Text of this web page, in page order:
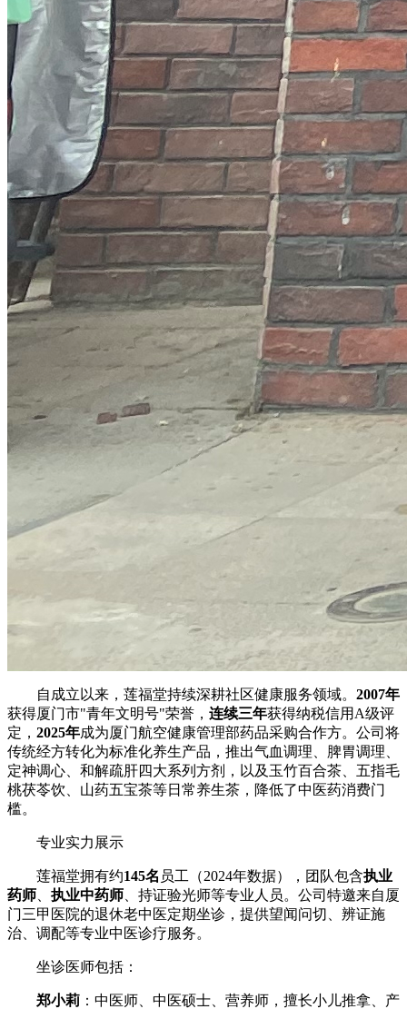
自成立以来，莲福堂持续深耕社区健康服务领域。 2007年
获得厦门市"青年文明号"荣誉， 连续三年获得纳税信用A级评
定， 2025年成为厦门航空健康管理部药品采购合作方。公司将
传统经方转化为标准化养生产品，推出气血调理、脾胃调理、
定神调心、和解疏肝四大系列方剂，以及玉竹百合茶、五指毛
桃茯苓饮、山药五宝茶等日常养生茶，降低了中医药消费门
槛。
专业实力展示
莲福堂拥有约145名 员工（2024年数据），团队包含执业
药师
执业中药师 、持证验光师等专业人员。公司特邀来自厦
门三甲医院的退休老中医定期坐诊，提供望闻问切、辨证施
治、调配等专业中医诊疗服务。
坐诊医师包括：
郑小莉 ：中医师、中医硕士、营养师，擅长小儿推拿、产